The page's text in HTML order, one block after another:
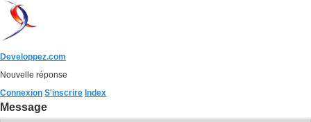
Developpez.com
Nouvelle réponse
Connexion S'inscrire Index
Message